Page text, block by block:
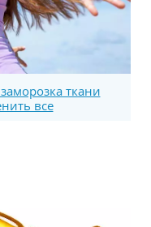
ткани
все